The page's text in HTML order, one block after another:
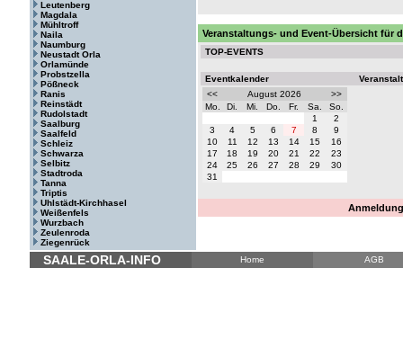
Leutenberg
Magdala
Mühltroff
Naila
Naumburg
Neustadt Orla
Orlamünde
Probstzella
Pößneck
Ranis
Reinstädt
Rudolstadt
Saalburg
Saalfeld
Schleiz
Schwarza
Selbitz
Stadtroda
Tanna
Triptis
Uhlstädt-Kirchhasel
Weißenfels
Wurzbach
Zeulenroda
Ziegenrück
Veranstaltungs- und Event-Übersicht für
TOP-EVENTS
Eventkalender
<<
August 2026
>>
Mo.
Di. Mi. Do. Fr. Sa.
So.
1
2
3
4 5 6 7 8
9
10
11 12 13 14 15
16
17
18 19 20 21 22
23
24
25 26 27 28 29
30
31
SAALE-ORLA-INFO Home AGB